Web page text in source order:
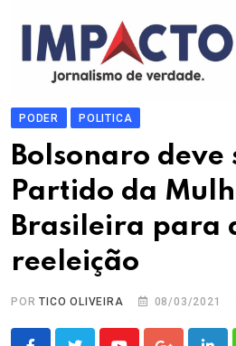
PODER POLITICA
Bolsonaro deve
Partido da
Brasileira para
reeleição
PORTICO OLIVEIRA 08/03/2021